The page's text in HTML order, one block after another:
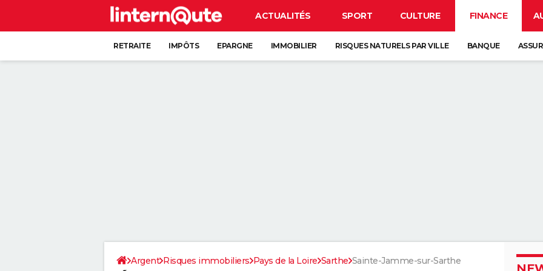
ACTUALITÉS SPORT CULTURE FINANCE
RETRAITE IMPÔTS EPARGNE IMMOBILIER RISQUES NATURELS PAR VILLE BANQUE
Argent Risques immobiliers Pays de la Loire Sarthe Sainte-Jamme-sur-Sarthe